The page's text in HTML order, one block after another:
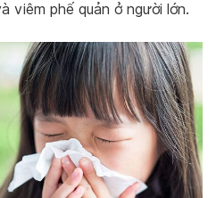
viêm phế quản ở người lớn.